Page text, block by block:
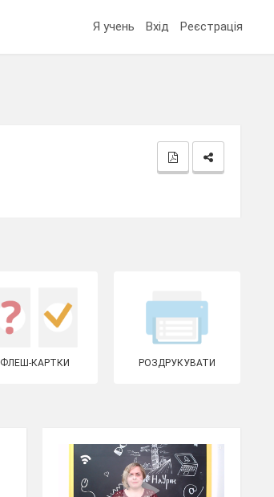
Я учень Вхід Реєстрація
ФЛЕШ-КАРТКИ РОЗДРУКУВАТИ